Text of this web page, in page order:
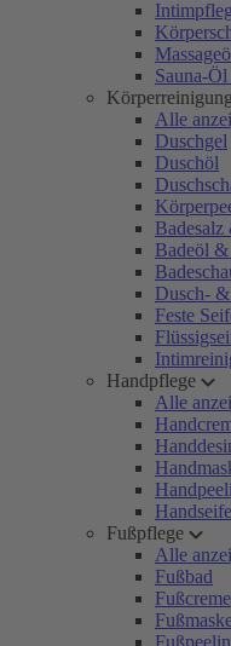
Sauna-
Körperreinigung
Alle
Duschgel
Duschöl
Badesalz
Badeöl
Dusch- &
Feste
Handpflege
Alle
Handseife
Fußpflege
Alle
Fußbad
Fußcreme